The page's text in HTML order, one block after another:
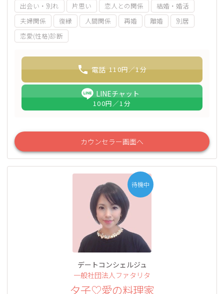
出会い・別れ 片思い 恋人との関係
結婚・婚活
夫婦関係
復縁 人間関係 再婚 離婚
別居
恋愛(性格)診断
電話 110円／1分
LINEチャット
100円／1分
カウンセラー画面へ
待機中
デートコンシェルジュ
一般社団法人ファタリタ
夕子♡愛の料理家